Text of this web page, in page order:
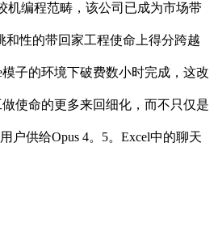
机编程范畴，该公司已成为市场带
性的带回家工程使命上得分跨越
子的环境下破费数小时完成，这改
使命的更多来回细化，而不只仅是
户供给Opus 4。5。Excel中的聊天